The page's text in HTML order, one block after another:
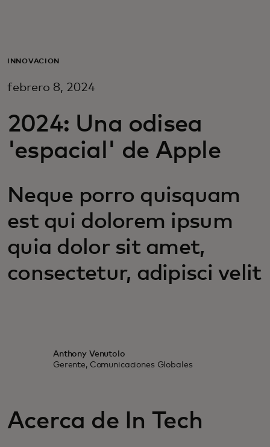
Para empresas
Para innovadores
INNOVACIÓN
febrero 8, 2024
2024: Una odisea
'espacial' de Apple
Neque porro quisquam
est qui dolorem ipsum
quia dolor sit amet,
consectetur, adipisci velit
Anthony Venutolo
Gerente, Comunicaciones Globales
Acerca de In Tech